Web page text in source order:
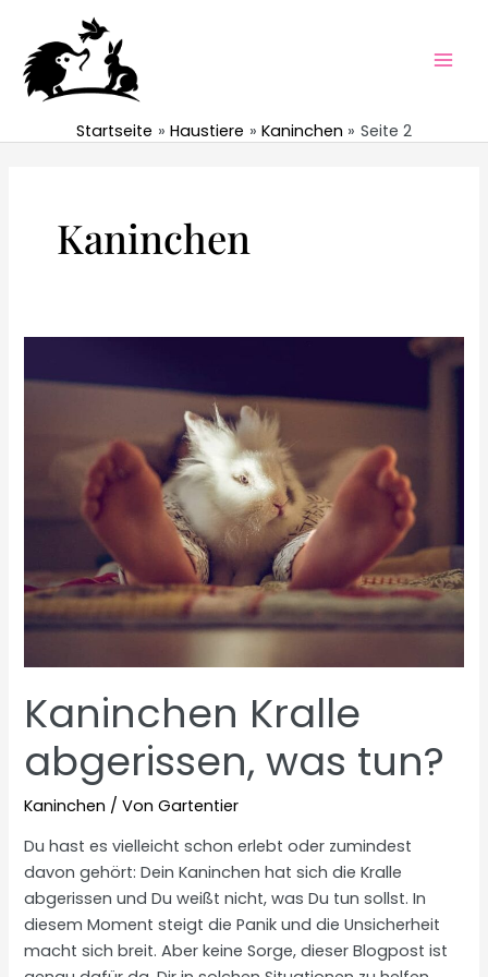
springen
Startseite Haustiere Kaninchen Seite 2
Kaninchen
Kaninchen Kralle
abgerissen, was tun?
Kaninchen / VonGartentier
Du hast es vielleicht schon erlebt oder zumindest
davon gehört: Dein Kaninchen hat sich die Kralle
abgerissen und Du weißt nicht, was Du tun sollst. In
diesem Moment steigt die Panik und die Unsicherheit
macht sich breit. Aber keine Sorge, dieser Blogpost ist